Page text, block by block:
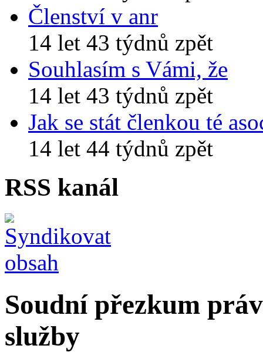
Členství v anr
14 let 43 týdnů zpět
Souhlasím s Vámi, že
14 let 43 týdnů zpět
Jak se stát členkou té
14 let 44 týdnů zpět
RSS kanál
Soudní přezkum
služby